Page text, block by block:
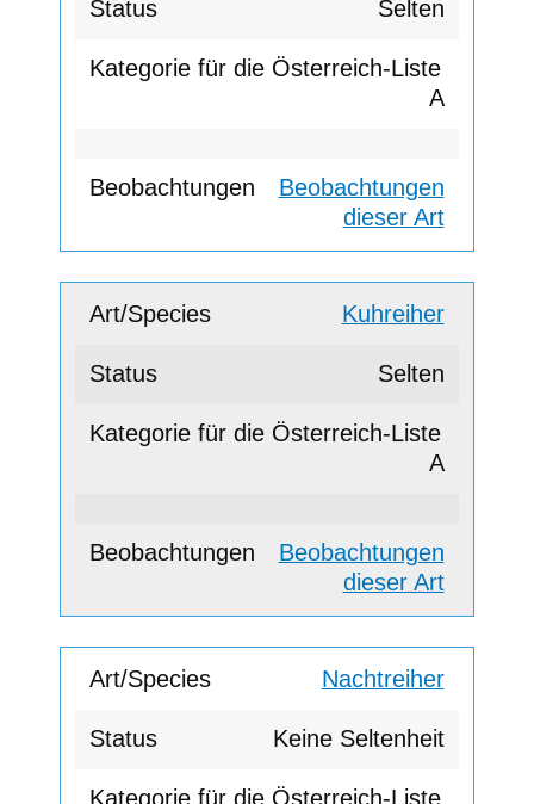
Selten
A
Beobachtungen
dieser Art
Kuhreiher
Selten
A
Beobachtungen
dieser Art
Nachtreiher
Keine Seltenheit